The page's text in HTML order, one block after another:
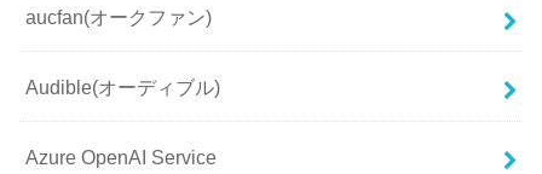
aucfan(オークファン)
Audible(オーディブル)
Azure OpenAI Service